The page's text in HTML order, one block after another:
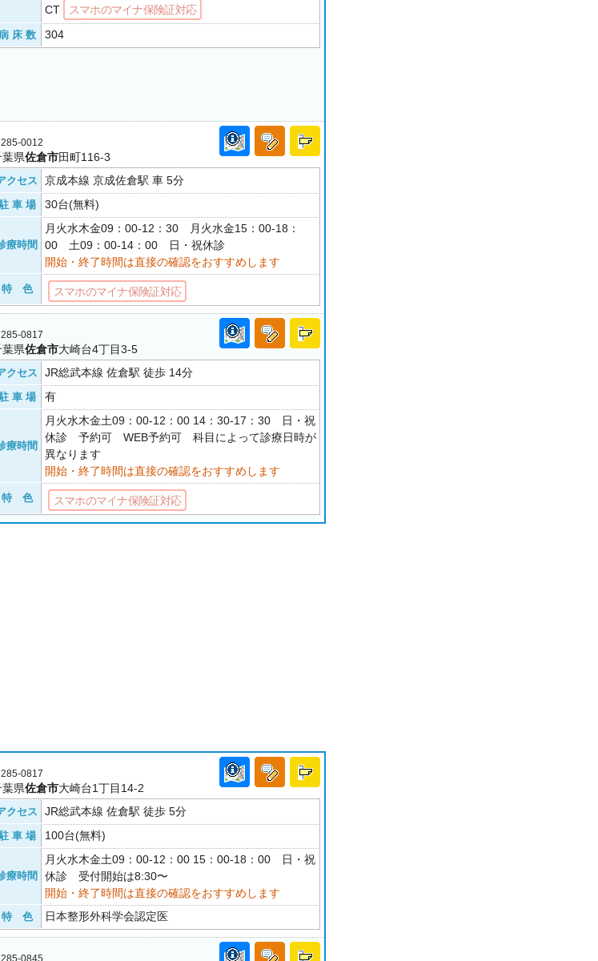
CT
スマホのマイナ保険証対応
床 数 304
0012
葉県佐倉市田町116-3
クセス 京成本線 京成佐倉駅 車 5分
車 場 30台(無料)
療時間
月火水木金09：00-12：30 月火水金15：00-18：
00 土09：00-14：00 日・祝休診
開始・終了時間は直接の確認をおすすめします
特 色 スマホのマイナ保険証対応
0817
葉県佐倉市大崎台4丁目3-5
クセス JR総武本線 佐倉駅 徒歩 14分
車 場 有
療時間
月火水木金土09：00-12：00 14：30-17：30 日・祝
休診 予約可 WEB予約可 科目によって診療日時が
異なります
開始・終了時間は直接の確認をおすすめします
特 色 スマホのマイナ保険証対応
0817
葉県佐倉市大崎台1丁目14-2
クセス JR総武本線 佐倉駅 徒歩 5分
車 場 100台(無料)
療時間
月火水木金土09：00-12：00 15：00-18：00 日・祝
休診 受付開始は8:30〜
開始・終了時間は直接の確認をおすすめします
特 色 日本整形外科学会認定医
0845